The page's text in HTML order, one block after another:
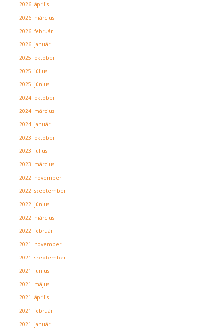
2026. április
2026. március
2026. február
2026. január
2025. október
2025. július
2025. június
2024. október
2024. március
2024. január
2023. október
2023. július
2023. március
2022. november
2022. szeptember
2022. június
2022. március
2022. február
2021. november
2021. szeptember
2021. június
2021. május
2021. április
2021. február
2021. január